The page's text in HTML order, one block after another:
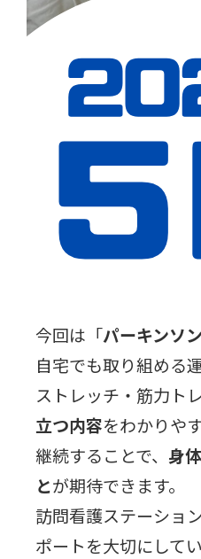
今回は「パーキンソ
自宅でも取り組める
ストレッチ・筋力ト
立つ内容をわかりや
継続することで、 身
とが期待できます。
訪問看護ステーショ
ポートを大切にしてい